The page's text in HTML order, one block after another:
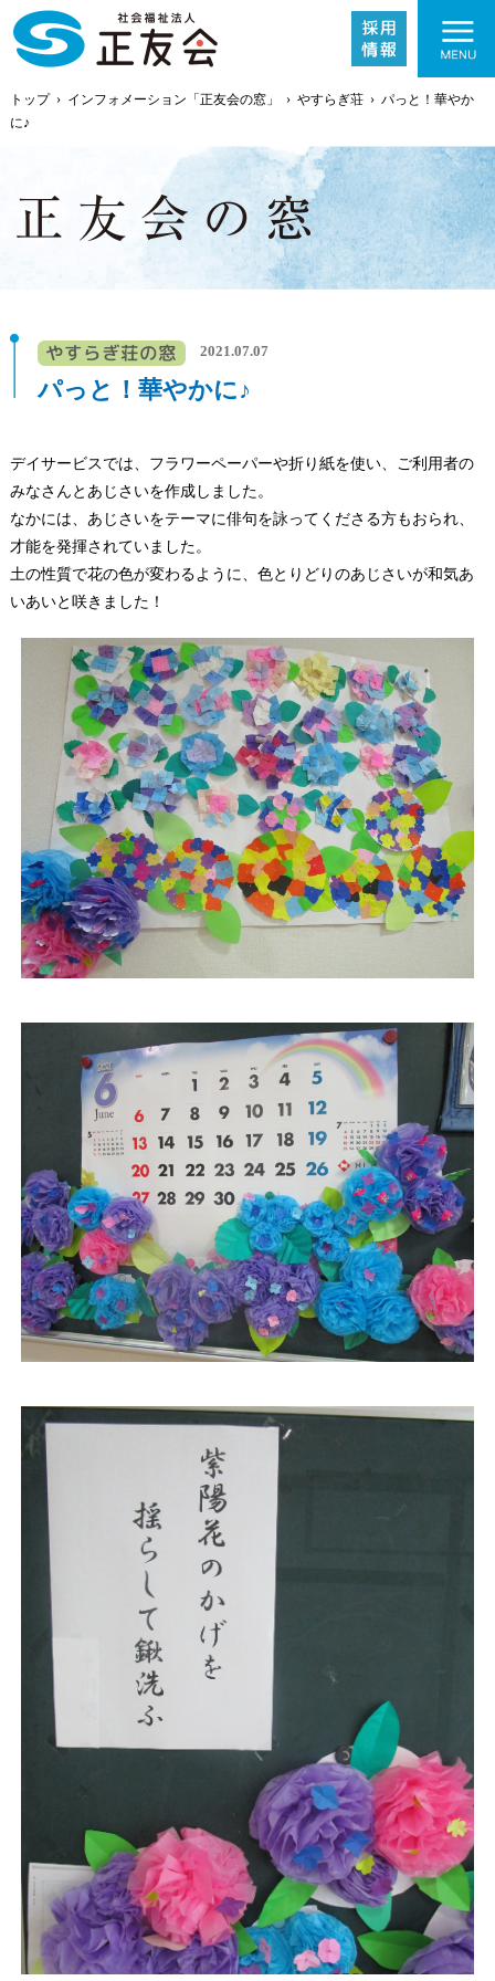
事業内容
採用情報
トップ› インフォメーション「正友会の窓」 › やすらぎ荘› パっと！華やか
に♪
2021.07.07
パっと！華やかに♪
デイサービスでは、フラワーペーパーや折り紙を使い、ご利用者の
みなさんとあじさいを作成しました。
なかには、あじさいをテーマに俳句を詠ってくださる方もおられ、
才能を発揮されていました。
土の性質で花の色が変わるように、色とりどりのあじさいが和気あ
いあいと咲きました！